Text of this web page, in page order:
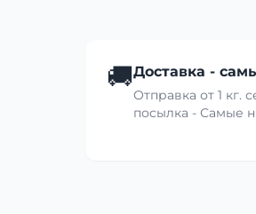
🚚Доставка -
Отправка от 1 кг.
посылка - Самые